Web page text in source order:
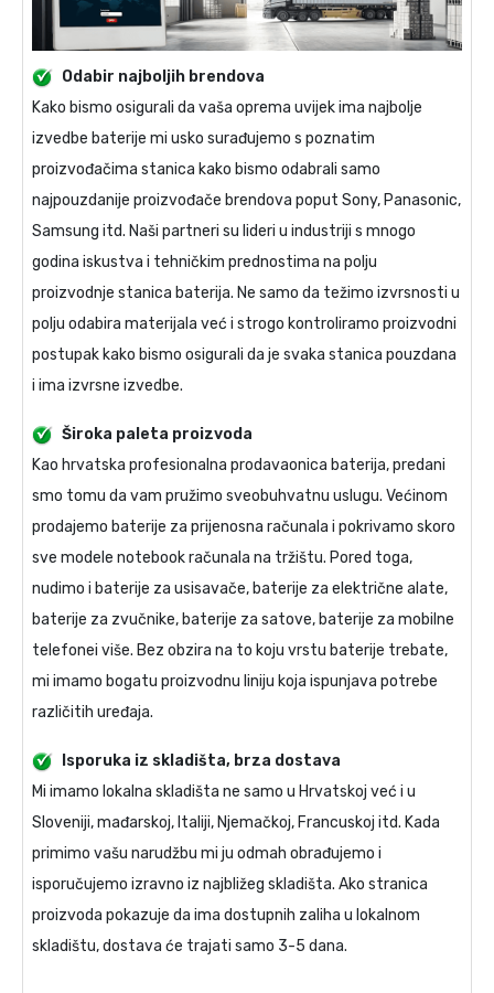
Odabir najboljih brendova
Kako bismo osigurali da vaša oprema uvijek ima najbolje
izvedbe baterije mi usko surađujemo s poznatim
proizvođačima stanica kako bismo odabrali samo
najpouzdanije proizvođače brendova poput Sony, Panasonic,
Samsung itd. Naši partneri su lideri u industriji s mnogo
godina iskustva i tehničkim prednostima na polju
proizvodnje stanica baterija. Ne samo da težimo izvrsnosti u
polju odabira materijala već i strogo kontroliramo proizvodni
postupak kako bismo osigurali da je svaka stanica pouzdana
i ima izvrsne izvedbe.
Široka paleta proizvoda
Kao hrvatska profesionalna prodavaonica baterija, predani
smo tomu da vam pružimo sveobuhvatnu uslugu. Većinom
prodajemo baterije za prijenosna računala i pokrivamo skoro
sve modele notebook računala na tržištu. Pored toga,
nudimo i baterije za usisavače, baterije za električne alate,
baterije za zvučnike, baterije za satove, baterije za mobilne
telefonei više. Bez obzira na to koju vrstu baterije trebate,
mi imamo bogatu proizvodnu liniju koja ispunjava potrebe
različitih uređaja.
Isporuka iz skladišta, brza dostava
Mi imamo lokalna skladišta ne samo u Hrvatskoj već i u
Sloveniji, mađarskoj, Italiji, Njemačkoj, Francuskoj itd. Kada
primimo vašu narudžbu mi ju odmah obrađujemo i
isporučujemo izravno iz najbližeg skladišta. Ako stranica
proizvoda pokazuje da ima dostupnih zaliha u lokalnom
skladištu, dostava će trajati samo 3-5 dana.